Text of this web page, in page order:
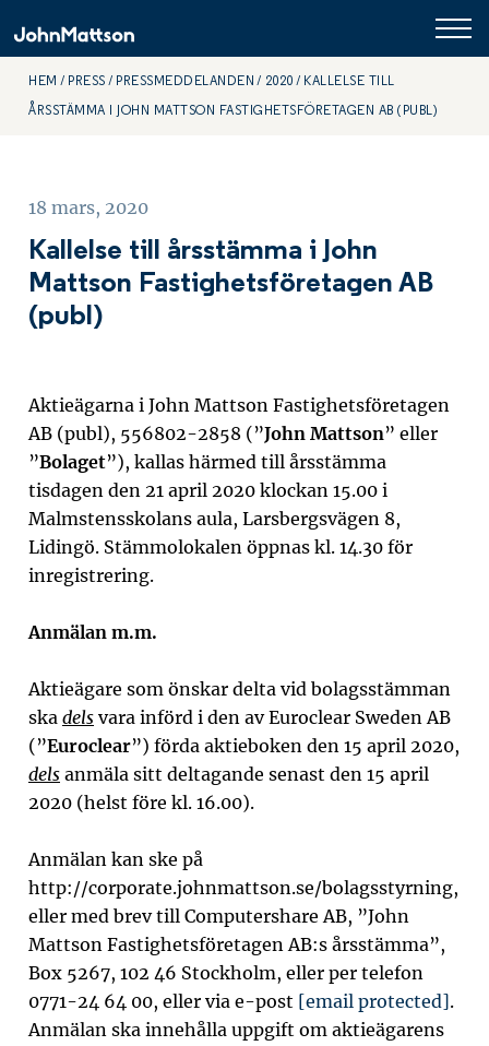
HEM PRESS PRESSMEDDELANDEN 2020 KALLELSE TILL
ÅRSSTÄMMA I JOHN MATTSON FASTIGHETSFÖRETAGEN AB (PUBL)
18 mars, 2020
Kallelse till årsstämma i John
Mattson Fastighetsföretagen AB
(publ)
Aktieägarna i John Mattson Fastighetsföretagen
AB (publ), 556802-2858 (”John Mattson” eller
”Bolaget”), kallas härmed till årsstämma
tisdagen den 21 april 2020 klockan 15.00 i
Malmstensskolans aula, Larsbergsvägen 8,
Lidingö. Stämmolokalen öppnas kl. 14.30 för
inregistrering.
Anmälan m.m.
Aktieägare som önskar delta vid bolagsstämman
ska dels vara införd i den av Euroclear Sweden AB
(”Euroclear”) förda aktieboken den 15 april 2020,
dels anmäla sitt deltagande senast den 15 april
2020 (helst före kl. 16.00).
Anmälan kan ske på
http://corporate.johnmattson.se/bolagsstyrning,
eller med brev till Computershare AB, ”John
Mattson Fastighetsföretagen AB:s årsstämma”,
Box 5267, 102 46 Stockholm, eller per telefon
0771-24 64 00, eller via e-post [email protected].
Anmälan ska innehålla uppgift om aktieägarens